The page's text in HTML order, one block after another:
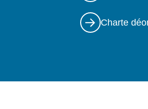
Charte